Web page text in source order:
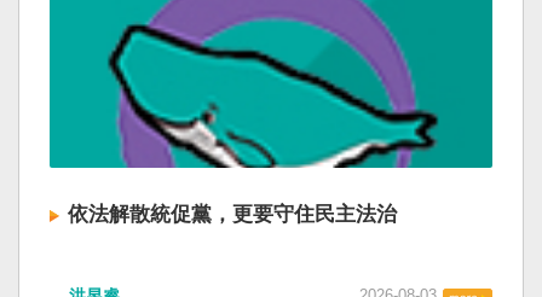
依法解散統促黨，更要守住民主法治